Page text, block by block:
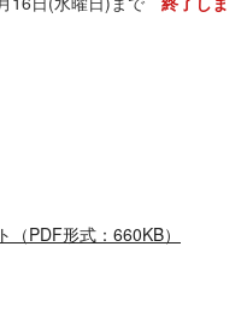
（PDF形式：660KB）